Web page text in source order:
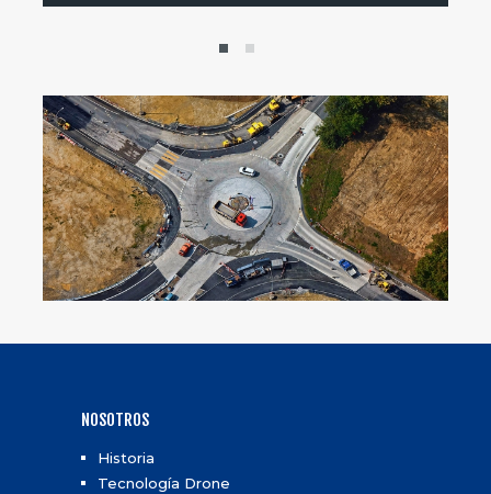
NOSOTROS
Historia
Tecnología Drone